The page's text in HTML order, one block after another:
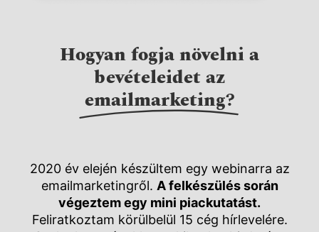
Hogyan fogja növelni a
bevételeidet az
emailmarketing?
2020 év elején készültem egy webinarra az
emailmarketingről. A felkészülés során
végeztem egy mini piackutatást.
Feliratkoztam körülbelül 15 cég hírlevelére.